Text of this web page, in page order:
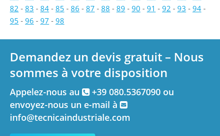
82 - 83 - 84 - 85 - 86 - 87 - 88 - 89 - 90 - 91 - 92 - 93 - 94 -
95 - 96 - 97 - 98
Demandez un devis gratuit – Nous
sommes à votre disposition
Appelez-nous au
+39 080.5367090 ou
envoyez-nous un e-mail à
info@tecnicaindustriale.com